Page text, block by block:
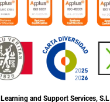
Learning and Support Services,